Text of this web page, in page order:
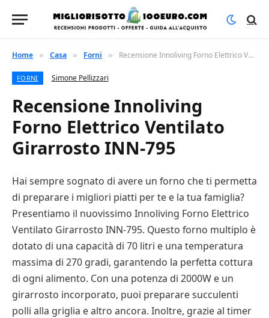
Home » Casa » Forni » Recensione Innoliving Forno Elettrico Ventilato Girarrosto INN-795
FORNI Simone Pellizzari
Recensione Innoliving
Forno Elettrico Ventilato
Girarrosto INN-795
Hai sempre sognato di avere un forno che ti permetta
di preparare i migliori piatti per te e la tua famiglia?
Presentiamo il nuovissimo Innoliving Forno Elettrico
Ventilato Girarrosto INN-795. Questo forno multiplo è
dotato di una capacità di 70 litri e una temperatura
massima di 270 gradi, garantendo la perfetta cottura
di ogni alimento. Con una potenza di 2000W e un
girarrosto incorporato, puoi preparare succulenti
polli alla griglia e altro ancora. Inoltre, grazie al timer